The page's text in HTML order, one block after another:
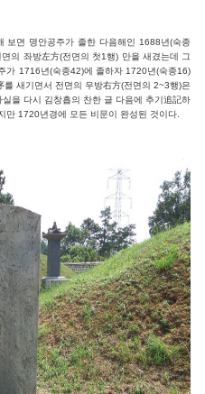
보면 명안공주가 졸한 다음해인 1688년(숙종
의 좌방左方(전면의 첫1행) 만을 새겼는데 그
가 1716년(숙종42)에 졸하자 1720년(숙종16)
새기면서 전면의 우방右方(전면의 2~3행)은
을 다시 김창흡의 찬한 글 다음에 추기追記하
만 1720년경에 모든 비문이 완성된 것이다.